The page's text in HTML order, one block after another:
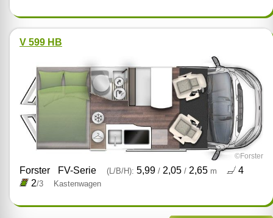
V 599 HB
©Forster
Forster FV-Serie (L/B/H): 5,99 /2,05 /2,65 m
4
2/3 Kastenwagen